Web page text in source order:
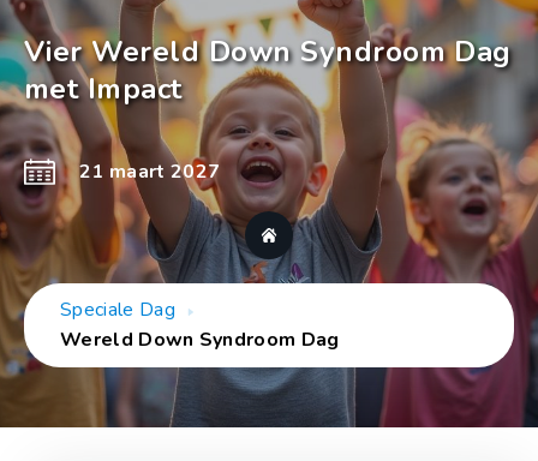
Vier Wereld Down Syndroom Dag
met Impact
21 maart 2027
Speciale Dag
Wereld Down Syndroom Dag